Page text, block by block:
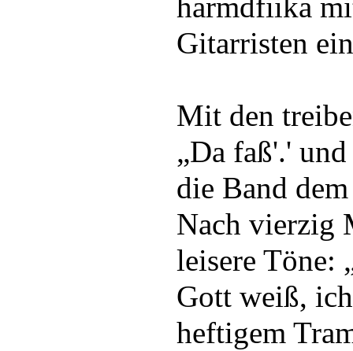
harmdfiika
Gitarristen
Mit den
„Da faß'.'
die Band
Nach vierzig
leisere Töne:
Gott weiß,
heftigem